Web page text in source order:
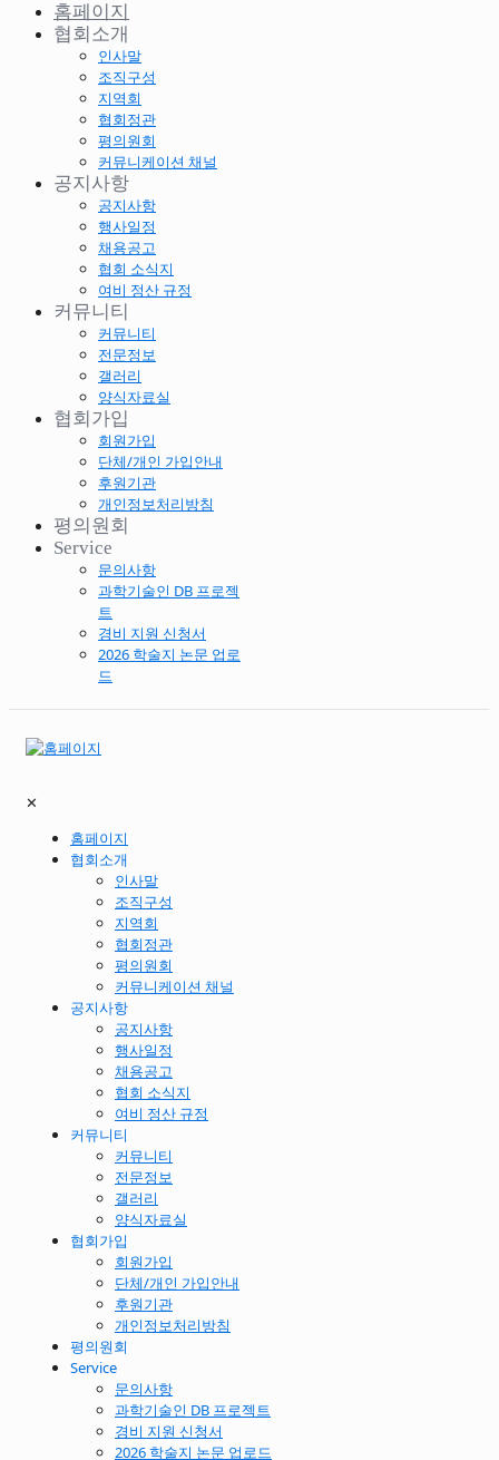
홈페이지
협회소개
인사말
조직구성
지역회
협회정관
평의원회
커뮤니케이션 채널
공지사항
공지사항
행사일정
채용공고
협회 소식지
여비 정산 규정
커뮤니티
커뮤니티
전문정보
갤러리
양식자료실
협회가입
회원가입
단체/개인 가입안내
후원기관
개인정보처리방침
평의원회
Service
문의사항
과학기술인 DB 프로젝
트
경비 지원 신청서
2026 학술지 논문 업로
드
✕
홈페이지
협회소개
인사말
조직구성
지역회
협회정관
평의원회
커뮤니케이션 채널
공지사항
공지사항
행사일정
채용공고
협회 소식지
여비 정산 규정
커뮤니티
커뮤니티
전문정보
갤러리
양식자료실
협회가입
회원가입
단체/개인 가입안내
후원기관
개인정보처리방침
평의원회
Service
문의사항
과학기술인 DB 프로젝트
경비 지원 신청서
2026 학술지 논문 업로드